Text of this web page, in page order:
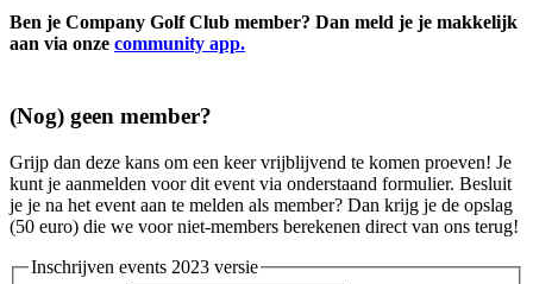
Ben je Company Golf Club member? Dan meld je je makkelijk
aan via onze community app.
(Nog) geen member?
Grijp dan deze kans om een keer vrijblijvend te komen proeven! Je
kunt je aanmelden voor dit event via onderstaand formulier. Besluit
je je na het event aan te melden als member? Dan krijg je de opslag
(50 euro) die we voor niet-members berekenen direct van ons terug!
Inschrijven events 2023 versie